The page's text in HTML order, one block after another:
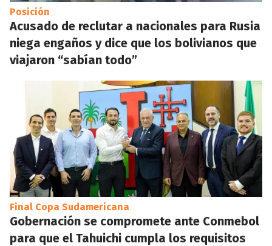
Posición
Acusado de reclutar a nacionales para Rusia
niega engaños y dice que los bolivianos que
viajaron “sabían todo”
Final Copa Sudamericana
Gobernación se compromete ante Conmebol
para que el Tahuichi cumpla los requisitos